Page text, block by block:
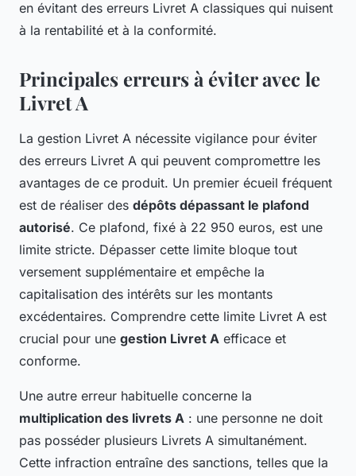
en évitant des erreurs Livret A classiques qui nuisent
à la rentabilité et à la conformité.
Principales erreurs à éviter avec le
Livret A
La gestion Livret A nécessite vigilance pour éviter
des erreurs Livret A qui peuvent compromettre les
avantages de ce produit. Un premier écueil fréquent
est de réaliser des dépôts dépassant le plafond
autorisé. Ce plafond, fixé à 22 950 euros, est une
limite stricte. Dépasser cette limite bloque tout
versement supplémentaire et empêche la
capitalisation des intérêts sur les montants
excédentaires. Comprendre cette limite Livret A est
crucial pour une gestion Livret A efficace et
conforme.
Une autre erreur habituelle concerne la
multiplication des livrets A : une personne ne doit
pas posséder plusieurs Livrets A simultanément.
Cette infraction entraîne des sanctions, telles que la